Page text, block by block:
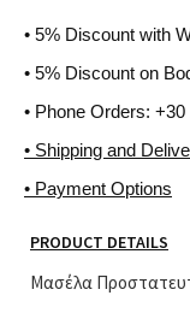
• 5% Discount with
• 5% Discount on
• Phone Orders:
• Shipping and
• Payment Options
PRODUCT DETAILS
Μασέλα